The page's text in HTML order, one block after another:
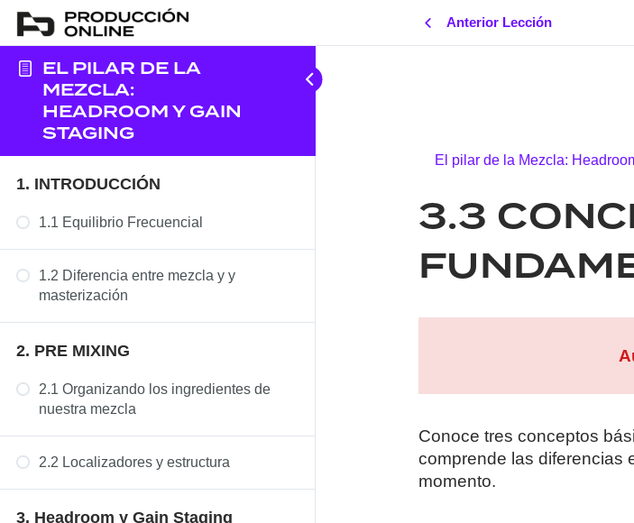
EL PILAR DE LA
MEZCLA:
HEADROOM Y GAIN
STAGING
1. INTRODUCCIÓN
1.1 Equilibrio Frecuencial
1.2 Diferencia entre mezcla y y
masterización
2. PRE MIXING
2.1 Organizando los ingredientes de
nuestra mezcla
2.2 Localizadores y estructura
3. Headroom y Gain Staging
Anterior Lección
El pilar de la Mezcla:
3.3
Conoce tres conceptos
comprende las diferencias
momento.